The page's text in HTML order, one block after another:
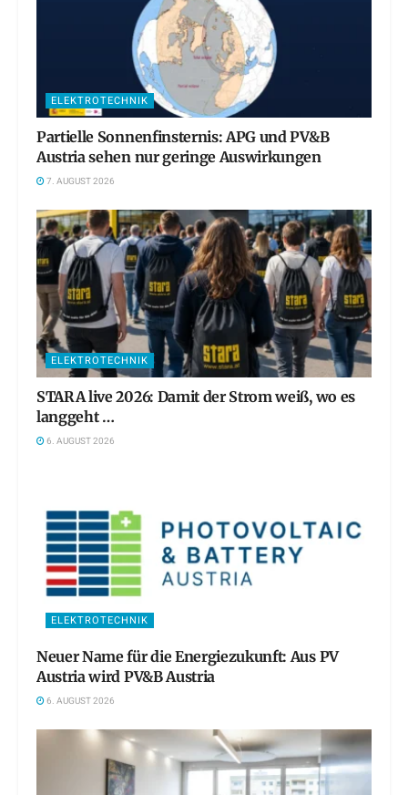
ELEKTROTECHNIK
Partielle Sonnenfinsternis: APG und PV&B
Austria sehen nur geringe Auswirkungen
7. AUGUST 2026
ELEKTROTECHNIK
STARA live 2026: Damit der Strom weiß, wo es
langgeht …
6. AUGUST 2026
ELEKTROTECHNIK
Neuer Name für die Energiezukunft: Aus PV
Austria wird PV&B Austria
6. AUGUST 2026